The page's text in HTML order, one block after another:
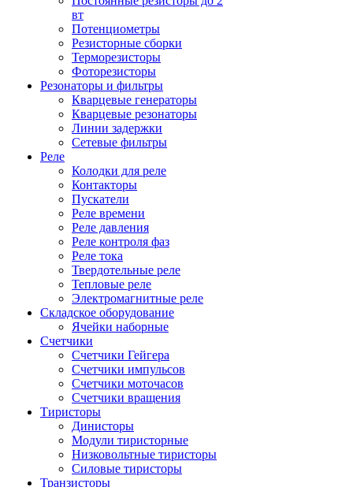
вт
Потенциометры
Резисторные сборки
Терморезисторы
Фоторезисторы
Резонаторы и фильтры
Кварцевые генераторы
Кварцевые резонаторы
Линии задержки
Сетевые фильтры
Реле
Колодки для реле
Контакторы
Пускатели
Реле времени
Реле давления
Реле контроля фаз
Реле тока
Твердотельные реле
Тепловые реле
Электромагнитные реле
Складское оборудование
Ячейки наборные
Счетчики
Счетчики Гейгера
Счетчики импульсов
Счетчики моточасов
Счетчики вращения
Тиристоры
Динисторы
Модули тиристорные
Низковольтные тиристоры
Силовые тиристоры
Транзисторы